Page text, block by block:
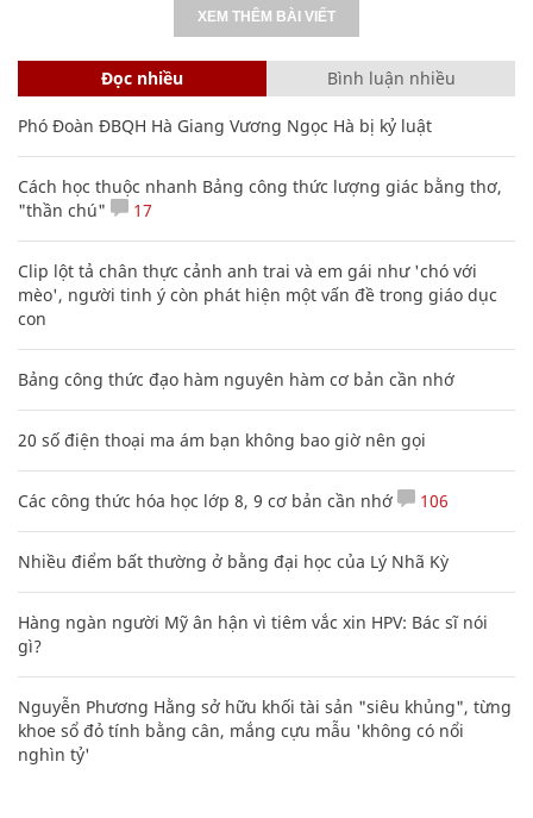
XEM THÊM BÀI VIẾT
Đọc nhiều Bình luận nhiều
Phó Đoàn ĐBQH Hà Giang Vương Ngọc Hà bị kỷ luật
Cách học thuộc nhanh Bảng công thức lượng giác bằng thơ,
"thần chú"
17
Clip lột tả chân thực cảnh anh trai và em gái như 'chó với
mèo', người tinh ý còn phát hiện một vấn đề trong giáo dục
con
Bảng công thức đạo hàm nguyên hàm cơ bản cần nhớ
20 số điện thoại ma ám bạn không bao giờ nên gọi
Các công thức hóa học lớp 8, 9 cơ bản cần nhớ 106
Nhiều điểm bất thường ở bằng đại học của Lý Nhã Kỳ
Hàng ngàn người Mỹ ân hận vì tiêm vắc xin HPV: Bác sĩ nói
gì?
Nguyễn Phương Hằng sở hữu khối tài sản "siêu khủng", từng
khoe sổ đỏ tính bằng cân, mắng cựu mẫu 'không có nổi
nghìn tỷ'